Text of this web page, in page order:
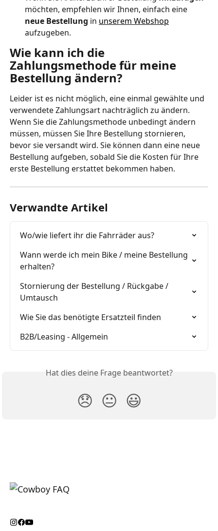
möchten, empfehlen wir Ihnen, einfach eine
neue Bestellung in unserem Webshop
aufzugeben.
Wie kann ich die
Zahlungsmethode für meine
Bestellung ändern?
Leider ist es nicht möglich, eine einmal gewählte und
verwendete Zahlungsart nachträglich zu ändern.
Wenn Sie die Zahlungsmethode unbedingt ändern
müssen, müssen Sie Ihre Bestellung stornieren,
bevor sie versandt wird. Sie können dann eine neue
Bestellung aufgeben, sobald Sie die Kosten für Ihre
erste Bestellung erstattet bekommen haben.
Verwandte Artikel
Wo/wie liefert ihr die Fahrräder aus?
Wann werde ich mein Bike / meine Bestellung
erhalten?
Stornierung der Bestellung / Rückgabe /
Umtausch
Wie Sie das benötigte Ersatzteil finden
B2B/Leasing - Allgemein
Hat dies deine Frage beantwortet?
😞 😐 😃